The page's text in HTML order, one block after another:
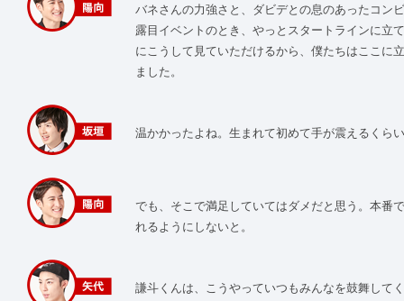
バネさんの力強さと、ダビデとの息のあったコン
露目イベントのとき、やっとスタートラインに立
にこうして見ていただけるから、僕たちはここに
ました。
温かかったよね。生まれて初めて手が震えるくら
でも、そこで満足していてはダメだと思う。本番
れるようにしないと。
謙斗くんは、こうやっていつもみんなを鼓舞して